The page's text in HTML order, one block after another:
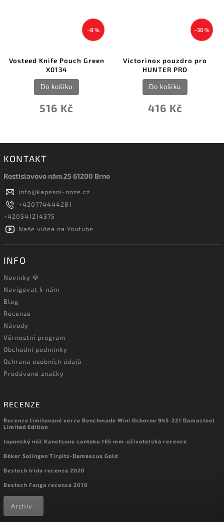
–8 %
Vosteed Knife Pouch Green
X0134
516 Kč
Do košíku
–30 %
Victorinox pouzdro pro
HUNTER PRO
416 Kč
Do košíku
KONTAKT
Rostislavovo nám.25 61200 Brno
info@kapesni-noze.cz
+420774444281
+420541214375
Naše videa na Youtube
INFO
Novinky 💎
Navigovat k nám
Blog
Recenze
Návody
Věrnostní program
Obchodní podmínky
Ochrana osobních údajů
Prodávané značky
RECENZE
Recenze limitované verze Benchmade Mini Osborne 945-221 Damasteel
Limited Edition
Japonský nůž Kanetsune santoku 165 mm-uživatelská recenze
Böker Solingen Tirpitz-Damascus Gold
Bestech Irida recenze 2020
Bestech Fanga recenze 2019
Archiv